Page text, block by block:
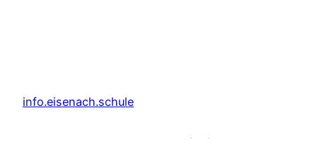
info.eisenach.schule
Cookie (EU) Richtlinie